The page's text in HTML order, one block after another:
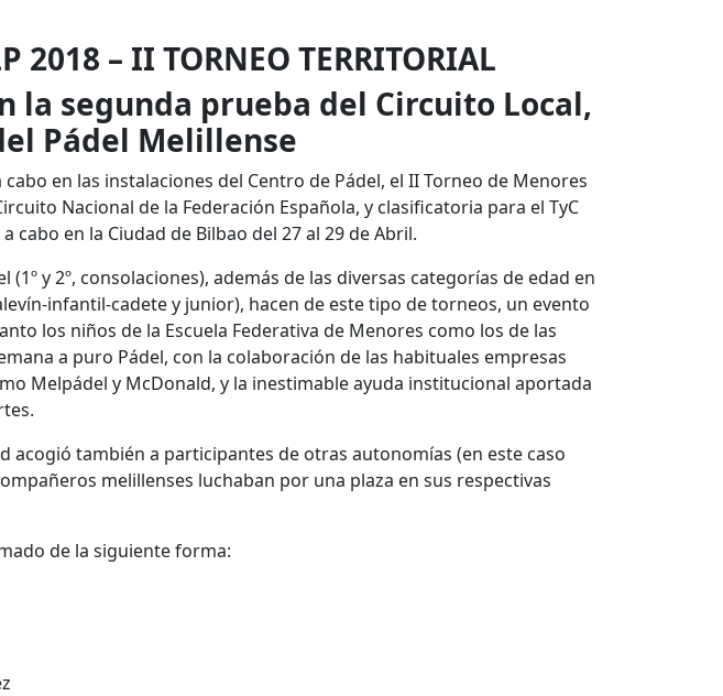
2018 – II TORNEO TERRITORIAL
la segunda prueba del Circuito Local,
Pádel Melillense
en las instalaciones del Centro de Pádel, el II Torneo de Menores
Nacional de la Federación Española, y clasificatoria para el TyC
cabo en la Ciudad de Bilbao del 27 al 29 de Abril.
y 2º, consolaciones), además de las diversas categorías de edad en
infantil-cadete y junior), hacen de este tipo de torneos, un evento
los niños de la Escuela Federativa de Menores como los de las
a puro Pádel, con la colaboración de las habituales empresas
Melpádel y McDonald, y la inestimable ayuda institucional aportada
acogió también a participantes de otras autonomías (en este caso
melillenses luchaban por una plaza en sus respectivas
de la siguiente forma: